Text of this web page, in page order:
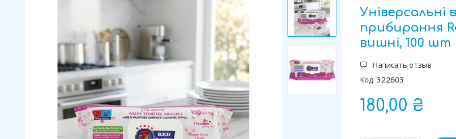
Універсальні
прибирання
вишні, 100 шт
Написать отзыв
Код: 322603
180,00 ₴